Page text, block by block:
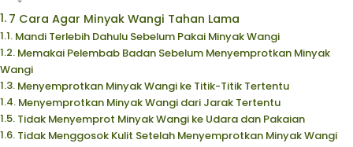
7 Cara Agar Minyak Wangi Tahan Lama
Mandi Terlebih Dahulu Sebelum Pakai Minyak Wangi
Memakai Pelembab Badan Sebelum Menyemprotkan Minyak
Wangi
Menyemprotkan Minyak Wangi ke Titik-Titik Tertentu
Menyemprotkan Minyak Wangi dari Jarak Tertentu
Tidak Menyemprot Minyak Wangi ke Udara dan Pakaian
Tidak Menggosok Kulit Setelah Menyemprotkan Minyak Wangi